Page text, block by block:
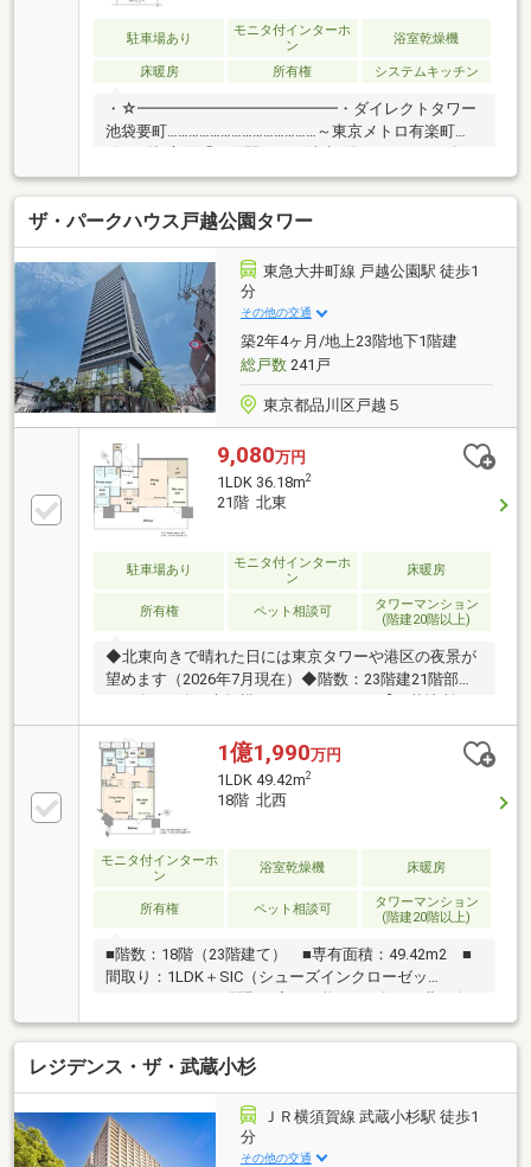
駐車場あり
モニタ付インターホ
ン
浴室乾燥機
床暖房 所有権 システムキッチン
・☆━━━━━━━━━━━━━・ダイレクトタワー
池袋要町……………………………………～東京メトロ有楽町
レクト’～＿POINT＿＿＿＿＿＿＿＿■2駅4路線利用可
能□24時間オンラインセキュリティシステ
ム ’S―GUARD（エスガード）’■リビングダイニング
に床暖房□生ゴミディスポーザー■最大約2，500mm～
約2，600mmの天井高 (リビング・ダイニング、洋
室)
ザ・パークハウス戸越公園タワー
東急大井町線 戸越公園駅 徒歩1
分
その他の交通
築2年4ヶ月/地上23階地下1階建
総戸数241戸
東京都品川区戸越５
9,080万円
1LDK 36.18m2
21階 北東
駐車場あり
モニタ付インターホ
ン
床暖房
所有権 ペット相談可
タワーマンション
(階建20階以上)
◆北東向きで晴れた日には東京タワーや港区の夜景が
望めます（2026年7月現在）◆階数：23階建21階部分
2024年5月築 大規模タワーレジデンス【三菱地所レ
ジデンス株式会社 他4社旧分譲】東急大井町線「戸
越公園」駅 徒歩1分東急池上線「荏原中延」駅 徒
歩8分都営浅草線「中延」駅 徒歩10分JR横須賀線・
湘南新宿ライン「西大井」駅 徒歩12分【共用施設】
■1階部分：フロントガーデン■3階部分：コンフォート
ラウンジ■20階部分：オーナーズラウンジ■屋上
：スカイテラス
1億1,990万円
1LDK 49.42m2
18階 北西
モニタ付インターホ
ン
浴室乾燥機 床暖房
所有権 ペット相談可
タワーマンション
(階建20階以上)
■階数：18階（23階建て） ■専有面積：49.42m2 ■
間取り：1LDK＋SIC（シューズインクローゼッ
ト） ※2LDKに間取り変更可能。 ■向き：北西向
き ■眺望：お天気によっては富士山が見えます♪ ■
天井高：高さ2700mmと解放感のある仕様 ■複数路線
利用可能な立地 ・東急大井町線「戸越公園」駅徒
歩1分 ・都営浅草線「中延」駅徒歩10分 ・JR
横須賀線「西大井」駅徒歩12分 ■周辺環境 ・東
急ストアフードステーション戸越公園店（マンション
1階部分） ・区立大原小学校（徒歩4分／約
レジデンス・ザ・武蔵小杉
ＪＲ横須賀線 武蔵小杉駅 徒歩1
分
その他の交通